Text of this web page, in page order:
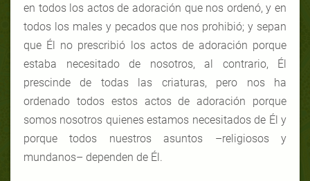
en todos los actos de adoración que nos ordenó, y en
todos los males y pecados que nos prohibió; y sepan
que Él no prescribió los actos de adoración porque
estaba necesitado de nosotros, al contrario, Él
prescinde de todas las criaturas, pero nos ha
ordenado todos estos actos de adoración porque
somos nosotros quienes estamos necesitados de Él y
porque todos nuestros asuntos –religiosos y
mundanos– dependen de Él.